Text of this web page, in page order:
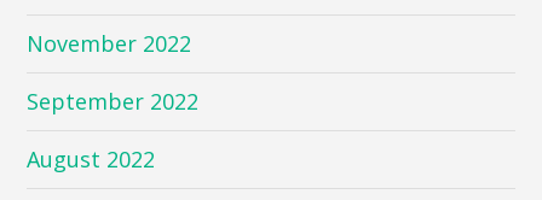
November 2022
September 2022
August 2022